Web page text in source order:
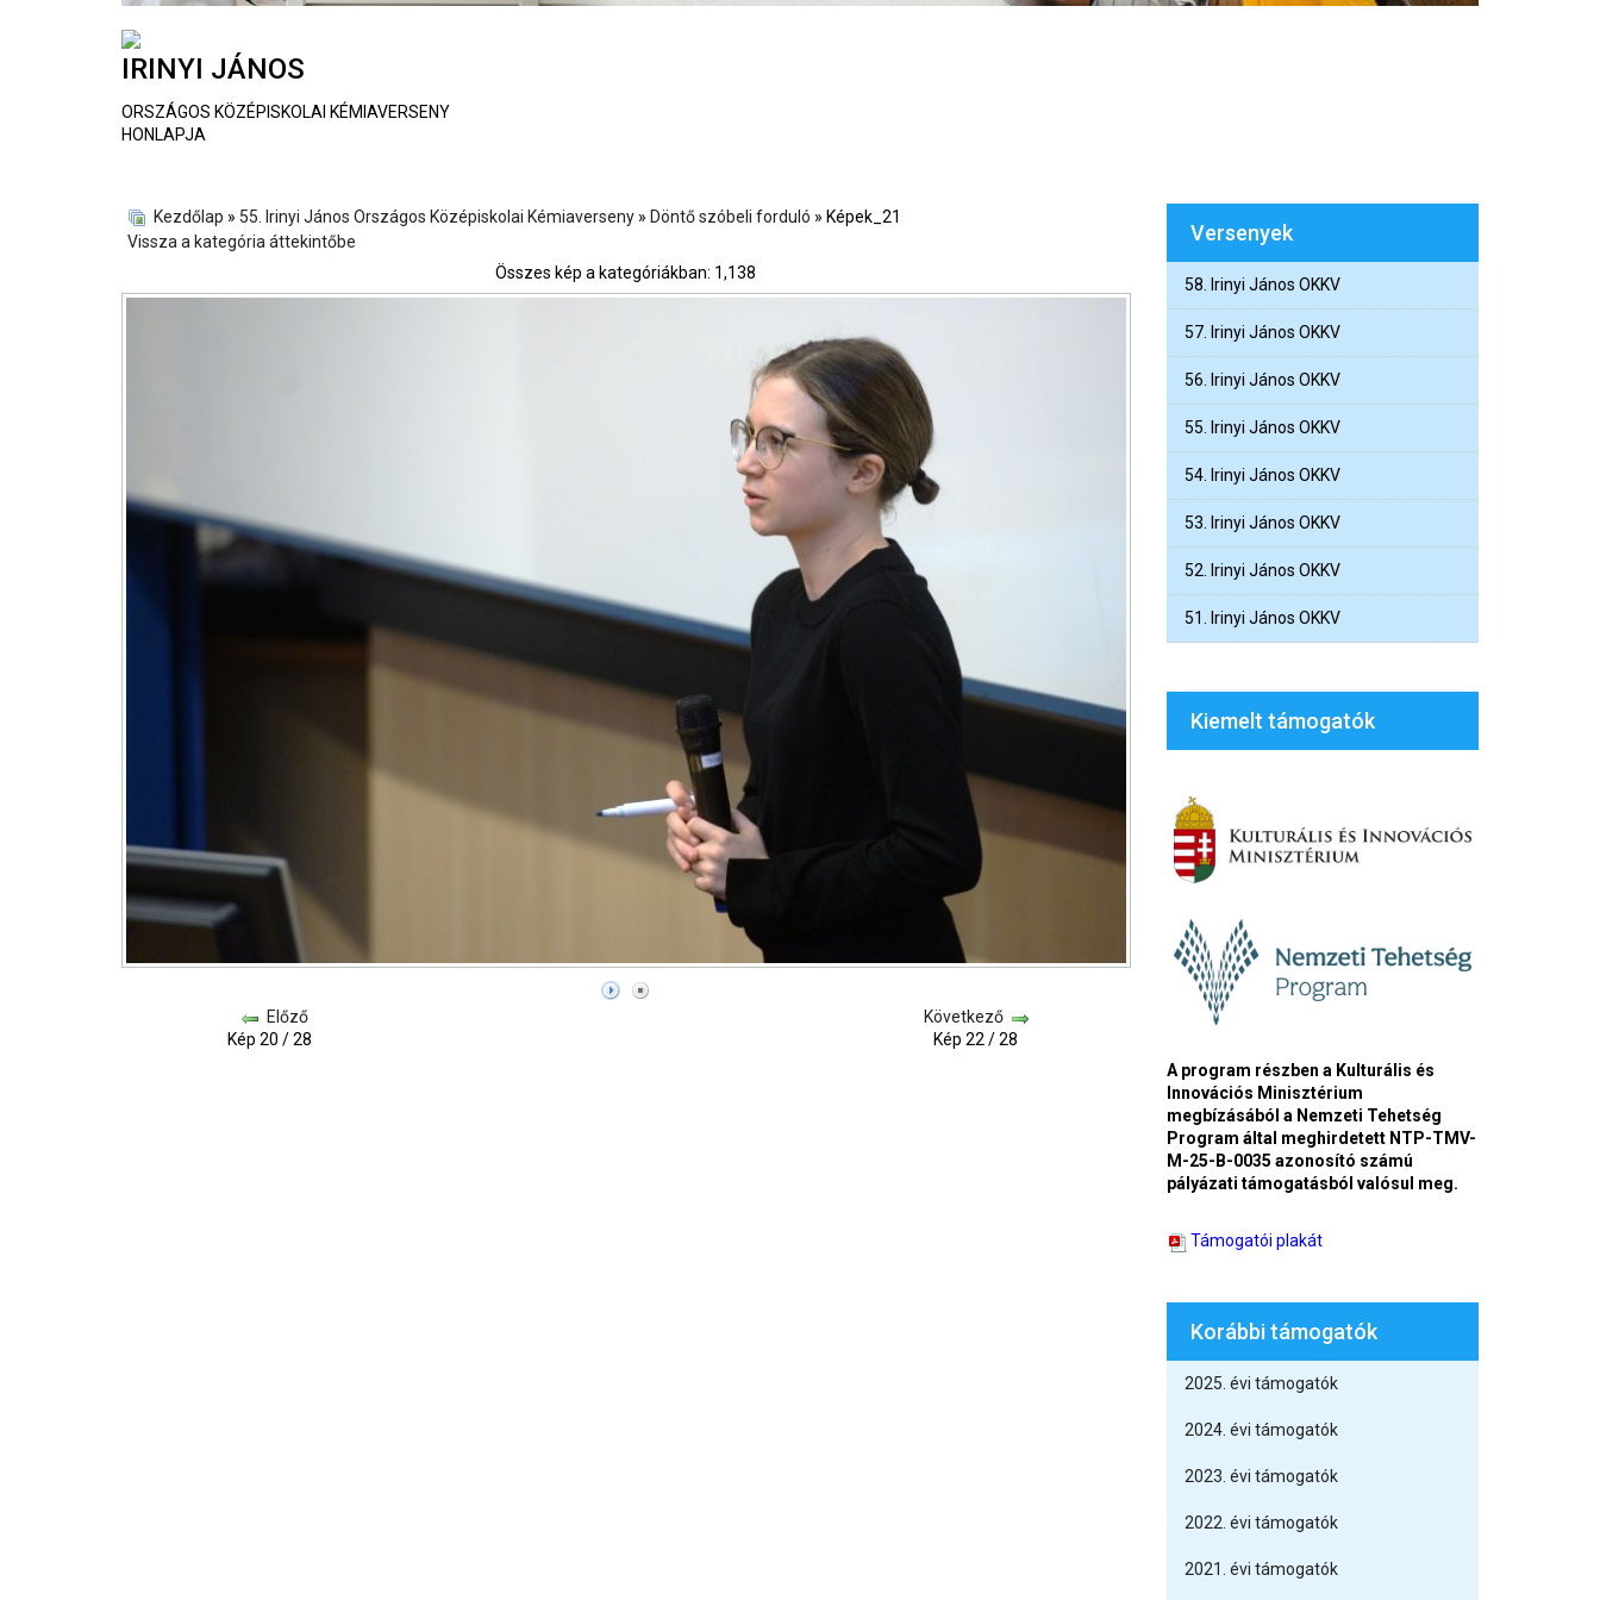
IRINYI JÁNOS
ORSZÁGOS KÖZÉPISKOLAI KÉMIAVERSENY
HONLAPJA
Kezdőlap » 55. Irinyi János Országos Középiskolai Kémiaverseny » Döntő szóbeli forduló » Képek_21
Vissza a kategória áttekintőbe
Összes kép a kategóriákban: 1,138
Előző
Kép 20 / 28
Következő
Kép 22 / 28
Versenyek
58. Irinyi János OKKV
57. Irinyi János OKKV
56. Irinyi János OKKV
55. Irinyi János OKKV
54. Irinyi János OKKV
53. Irinyi János OKKV
52. Irinyi János OKKV
51. Irinyi János OKKV
Kiemelt támogatók
A program részben a Kulturális és
Innovációs Minisztérium
megbízásából a Nemzeti Tehetség
Program által meghirdetett NTP-TMV-
M-25-B-0035 azonosító számú
pályázati támogatásból valósul meg.
Támogatói plakát
Korábbi támogatók
2025. évi támogatók
2024. évi támogatók
2023. évi támogatók
2022. évi támogatók
2021. évi támogatók